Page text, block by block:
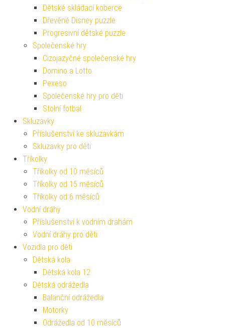
Dětské skládací koberce
Dřevěné Disney puzzle
Progresivní dětské puzzle
Společenské hry
Cizojazyčné společenské hry
Domino a Lotto
Pexeso
Společenské hry pro děti
Stolní fotbal
Skluzavky
Příslušenství ke skluzavkám
Skluzavky pro děti
Tříkolky
Tříkolky od 10 měsíců
Tříkolky od 15 měsíců
Tříkolky od 6 měsíců
Vodní dráhy
Příslušenství k vodním drahám
Vodní dráhy pro děti
Vozidla pro děti
Dětská kola
Dětská kola 12
Dětská odrážedla
Balanční odrážedla
Motorky
Odrážedla od 10 měsíců